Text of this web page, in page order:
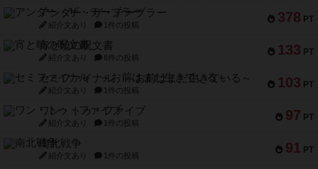
378 PT
アンダー・ザ・テーブラー
紹介文あり 1件の投稿
133 PT
宵と暁の呪文書
紹介文あり 8件の投稿
103 PT
セミファイナル ～お前はまだ生きている～
紹介文あり 1件の投稿
97 PT
ワン・トゥ・ファイブ
紹介文あり 1件の投稿
91 PT
南北戦争
紹介文あり 1件の投稿